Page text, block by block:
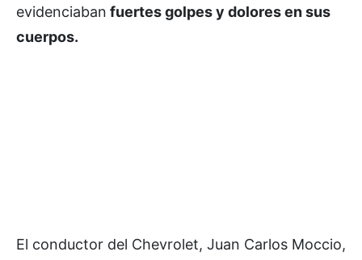
evidenciaban fuertes golpes y dolores en sus
cuerpos.
El conductor del Chevrolet, Juan Carlos Moccio,